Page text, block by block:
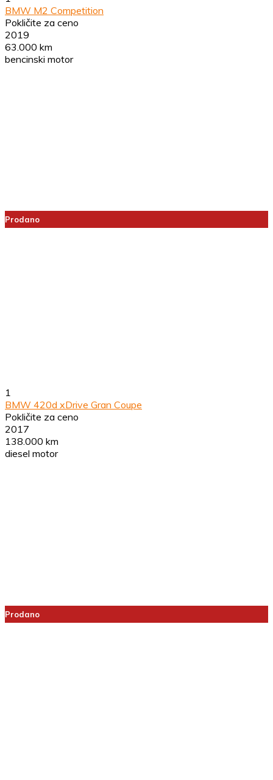
BMW M2 Competition
Pokličite za ceno
2019
63.000 km
bencinski motor
Prodano
1
BMW 420d xDrive Gran Coupe
Pokličite za ceno
2017
138.000 km
diesel motor
Prodano